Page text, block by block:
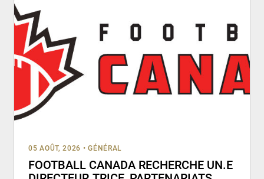
05 AOÛT, 2026 • GÉNÉRAL
FOOTBALL CANADA RECHERCHE UN.E